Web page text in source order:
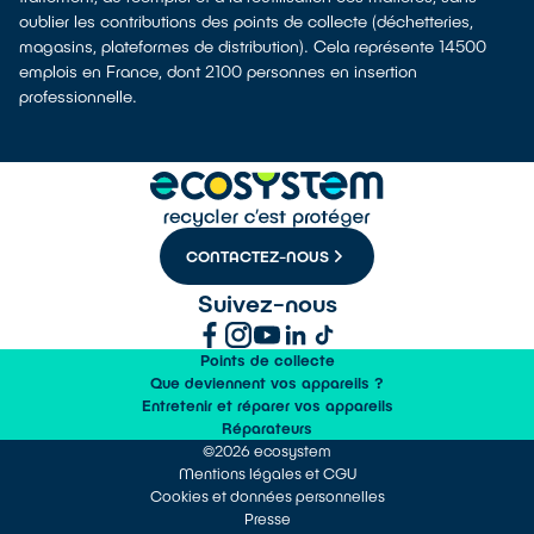
oublier les contributions des points de collecte (déchetteries,
magasins, plateformes de distribution). Cela représente 14500
emplois en France, dont 2100 personnes en insertion
professionnelle.
CONTACTEZ-NOUS
Suivez-nous
Points de collecte
Que deviennent vos appareils ?
Entretenir et réparer vos appareils
Réparateurs
©2026 ecosystem
Mentions légales et CGU
Cookies et données personnelles
Presse